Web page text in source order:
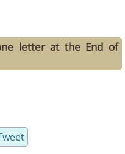
letter at the End of